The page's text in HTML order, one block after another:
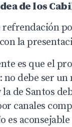
de los
la
es que el
debe ser
la de Santos
canales
es